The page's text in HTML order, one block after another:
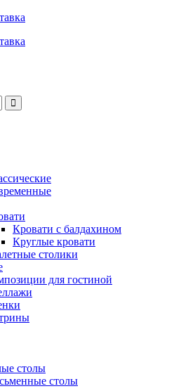
Кровати с балдахином
Круглые кровати
столики
для гостиной
столы
столы